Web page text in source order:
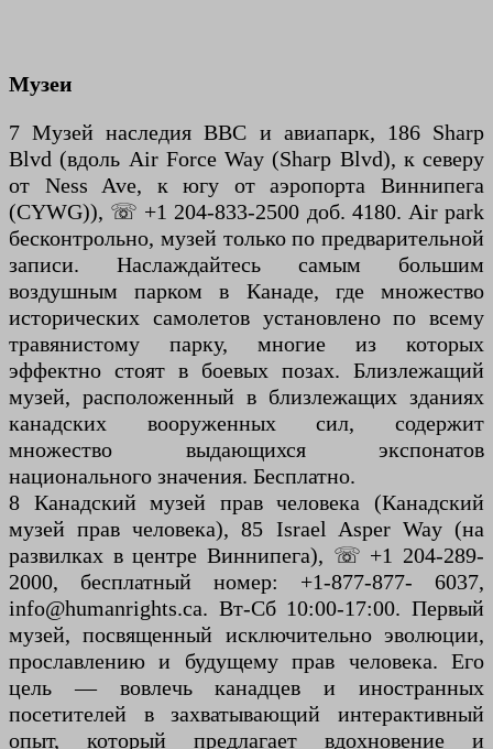
Музеи
7 Музей наследия ВВС и авиапарк, 186 Sharp
Blvd (вдоль Air Force Way (Sharp Blvd), к северу
от Ness Ave, к югу от аэропорта Виннипега
(CYWG)), ☏ +1 204-833-2500 доб. 4180. Air park
бесконтрольно, музей только по предварительной
записи. Наслаждайтесь самым большим
воздушным парком в Канаде, где множество
исторических самолетов установлено по всему
травянистому парку, многие из которых
эффектно стоят в боевых позах. Близлежащий
музей, расположенный в близлежащих зданиях
канадских вооруженных сил, содержит
множество выдающихся экспонатов
национального значения. Бесплатно.
8 Канадский музей прав человека (Канадский
музей прав человека), 85 Israel Asper Way (на
развилках в центре Виннипега), ☏ +1 204-289-
2000, бесплатный номер: +1-877-877- 6037,
info@humanrights.ca. Вт-Сб 10:00-17:00. Первый
музей, посвященный исключительно эволюции,
прославлению и будущему прав человека. Его
цель — вовлечь канадцев и иностранных
посетителей в захватывающий интерактивный
опыт, который предлагает вдохновение и